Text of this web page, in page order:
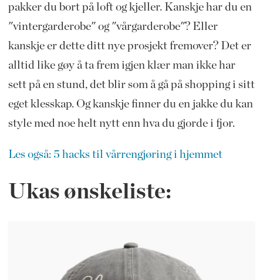
pakker du bort på loft og kjeller. Kanskje har du en
"vintergarderobe" og "vårgarderobe"? Eller
kanskje er dette ditt nye prosjekt fremover? Det er
alltid like gøy å ta frem igjen klær man ikke har
sett på en stund, det blir som å gå på shopping i sitt
eget klesskap. Og kanskje finner du en jakke du kan
style med noe helt nytt enn hva du gjorde i fjor.
Les også: 5 hacks til vårrengjøring i hjemmet
Ukas ønskeliste: